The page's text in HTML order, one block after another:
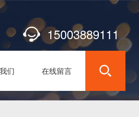
15003889111
们 在线留言